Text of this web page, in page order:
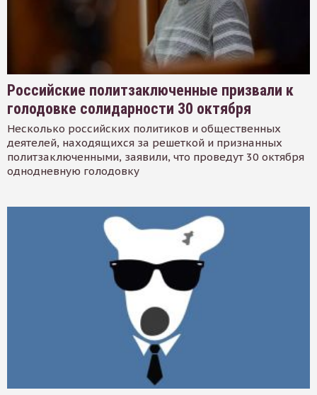
Российские политзаключенные призвали к
голодовке солидарности 30 октября
Несколько российских политиков и общественных
деятелей, находящихся за решеткой и признанных
политзаключенными, заявили, что проведут 30 октября
однодневную голодовку